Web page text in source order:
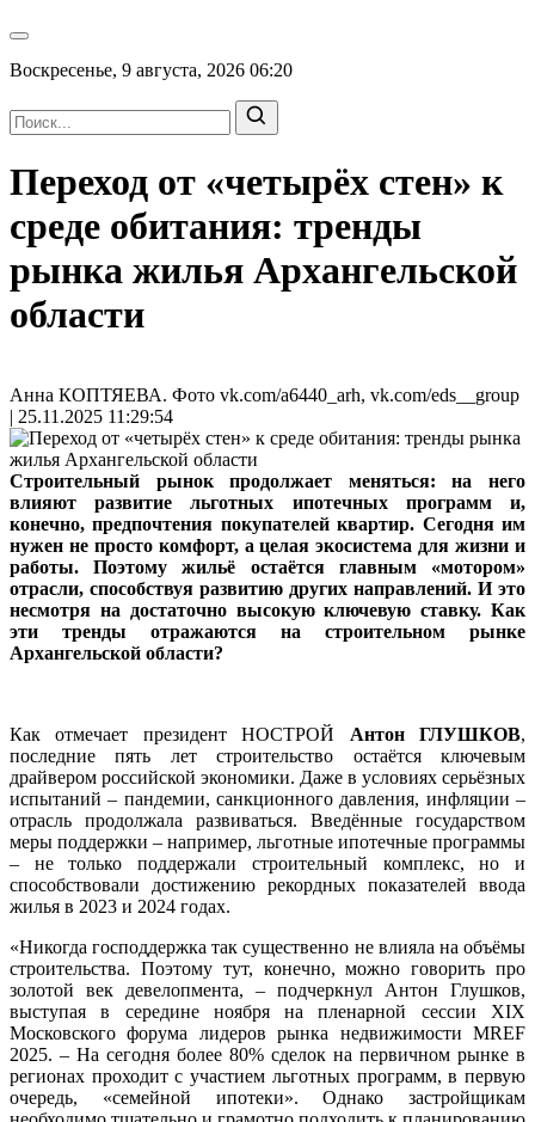
Воскресенье, 9 августа, 2026 06:20
Переход от «четырёх стен» к
среде обитания: тренды
рынка жилья Архангельской
области
Анна КОПТЯЕВА. Фото vk.com/a6440_arh, vk.com/eds__group
| 25.11.2025 11:29:54
Строительный рынок продолжает меняться: на него
влияют развитие льготных ипотечных программ и,
конечно, предпочтения покупателей квартир. Сегодня им
нужен не просто комфорт, а целая экосистема для жизни и
работы. Поэтому жильё остаётся главным «мотором»
отрасли, способствуя развитию других направлений. И это
несмотря на достаточно высокую ключевую ставку. Как
эти тренды отражаются на строительном рынке
Архангельской области?
Как отмечает президент НОСТРОЙ Антон ГЛУШКОВ,
последние пять лет строительство остаётся ключевым
драйвером российской экономики. Даже в условиях серьёзных
испытаний – пандемии, санкционного давления, инфляции –
отрасль продолжала развиваться. Введённые государством
меры поддержки – например, льготные ипотечные программы
– не только поддержали строительный комплекс, но и
способствовали достижению рекордных показателей ввода
жилья в 2023 и 2024 годах.
«Никогда господдержка так существенно не влияла на объёмы
строительства. Поэтому тут, конечно, можно говорить про
золотой век девелопмента, – подчеркнул Антон Глушков,
выступая в середине ноября на пленарной сессии XIX
Московского форума лидеров рынка недвижимости MREF
2025. – На сегодня более 80% сделок на первичном рынке в
регионах проходит с участием льготных программ, в первую
очередь, «семейной ипотеки». Однако застройщикам